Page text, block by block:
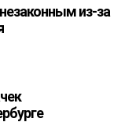
из-за